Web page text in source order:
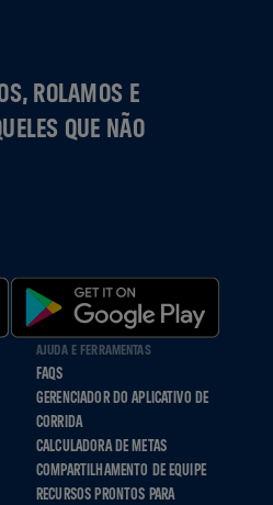
ROLAMOS E
QUE NÃO
AJUDA E FERRAMENTAS
FAQS
GERENCIADOR DO APLICATIVO DE
CORRIDA
CALCULADORA DE METAS
COMPARTILHAMENTO DE EQUIPE
RECURSOS PRONTOS PARA